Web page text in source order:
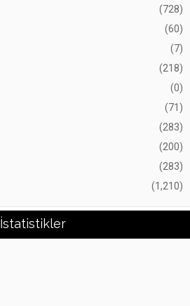
(728)
(60)
(7)
(218)
(0)
(71)
(283)
(200)
(283)
(1,210)
İstatistikler